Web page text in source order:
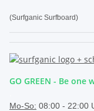
(Surfganic Surfboard)
GO GREEN - Be
Mo-So: 08:00 - 22:00